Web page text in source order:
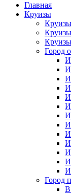
Главная
Круизы
Город
Город
В